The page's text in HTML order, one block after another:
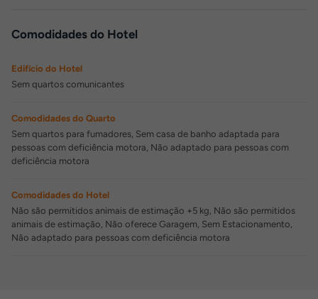
Comodidades do Hotel
Edifício do Hotel
Sem quartos comunicantes
Comodidades do Quarto
Sem quartos para fumadores, Sem casa de banho adaptada para
pessoas com deficiência motora, Não adaptado para pessoas com
deficiência motora
Comodidades do Hotel
Não são permitidos animais de estimação +5 kg, Não são permitidos
animais de estimação, Não oferece Garagem, Sem Estacionamento,
Não adaptado para pessoas com deficiência motora